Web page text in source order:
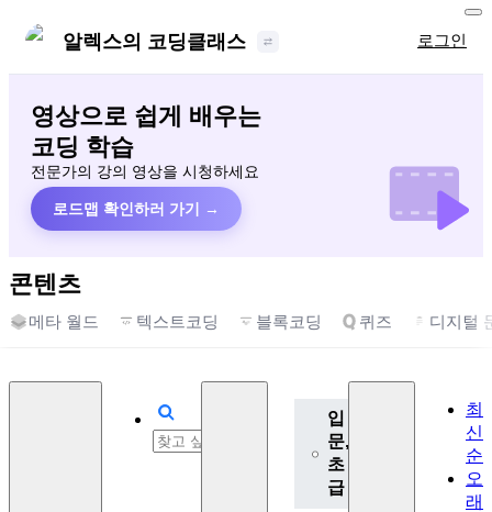
알렉스의 코딩클래스 로그인
영상으로 쉽게 배우는
코딩 학습
전문가의 강의 영상을 시청하세요
로드맵 확인하러 가기 →
콘텐츠
메타 월드 텍스트코딩 블록코딩 퀴즈 디지털
입
문,
초
급
최
신
순
오
래